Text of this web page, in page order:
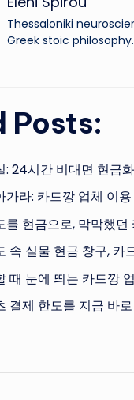
Thessaloniki
Greek stoic
Posts:
: 24시간 비대면 현금
가라: 카드깡 업체 이
를 현금으로, 막막했
속 실물 현금 창구, 카
때 눈에 띄는 카드깡
결제 한도를 지금 바